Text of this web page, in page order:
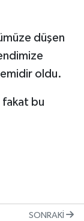
düşen
oldu.
fakat bu
SONRAKI